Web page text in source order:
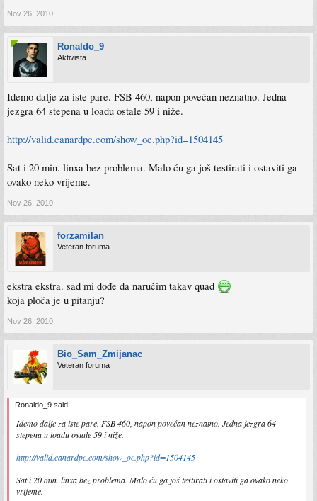
Nov 26, 2010
Ronaldo_9
Aktivista
Idemo dalje za iste pare. FSB 460, napon povećan neznatno. Jedna
jezgra 64 stepena u loadu ostale 59 i niže.
http://valid.canardpc.com/show_oc.php?id=1504145
Sat i 20 min. linxa bez problema. Malo ću ga još testirati i ostaviti ga
ovako neko vrijeme.
Nov 26, 2010
forzamilan
Veteran foruma
ekstra ekstra. sad mi dođe da naručim takav quad
koja ploča je u pitanju?
Nov 26, 2010
Bio_Sam_Zmijanac
Veteran foruma
Ronaldo_9 said:
Idemo dalje za iste pare. FSB 460, napon povećan neznatno. Jedna jezgra 64
stepena u loadu ostale 59 i niže.
http://valid.canardpc.com/show_oc.php?id=1504145
Sat i 20 min. linxa bez problema. Malo ću ga još testirati i ostaviti ga ovako neko
vrijeme.